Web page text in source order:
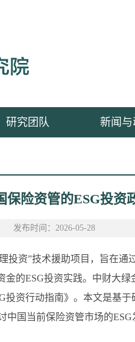
研究团队 新闻与
险资管的ESG投资
发布时间：2026-05-28
资”技术援助项目，旨在
的ESG投资实践。中财大
资行动指南》。本文是基
国当前保险资管市场的